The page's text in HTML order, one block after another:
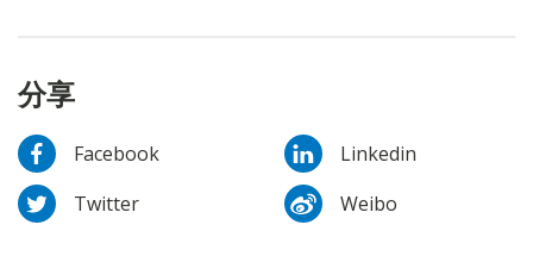
分享
Facebook
Linkedin
Twitter
Weibo